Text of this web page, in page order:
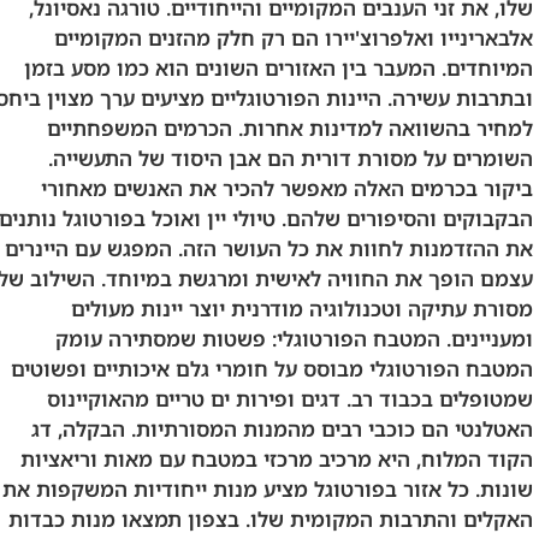
שלו, את זני הענבים המקומיים והייחודיים. טורגה נאסיונל,
אלבארינייו ואלפרוצ'יירו הם רק חלק מהזנים המקומיים
המיוחדים. המעבר בין האזורים השונים הוא כמו מסע בזמן
ובתרבות עשירה. היינות הפורטוגליים מציעים ערך מצוין ביחס
למחיר בהשוואה למדינות אחרות. הכרמים המשפחתיים
השומרים על מסורת דורית הם אבן היסוד של התעשייה.
ביקור בכרמים האלה מאפשר להכיר את האנשים מאחורי
הבקבוקים והסיפורים שלהם. טיולי יין ואוכל בפורטוגל נותנים
את ההזדמנות לחוות את כל העושר הזה. המפגש עם היינרים
עצמם הופך את החוויה לאישית ומרגשת במיוחד. השילוב של
מסורת עתיקה וטכנולוגיה מודרנית יוצר יינות מעולים
ומעניינים. המטבח הפורטוגלי: פשטות שמסתירה עומק
המטבח הפורטוגלי מבוסס על חומרי גלם איכותיים ופשוטים
שמטופלים בכבוד רב. דגים ופירות ים טריים מהאוקיינוס
האטלנטי הם כוכבי רבים מהמנות המסורתיות. הבקלה, דג
הקוד המלוח, היא מרכיב מרכזי במטבח עם מאות וריאציות
שונות. כל אזור בפורטוגל מציע מנות ייחודיות המשקפות את
האקלים והתרבות המקומית שלו. בצפון תמצאו מנות כבדות